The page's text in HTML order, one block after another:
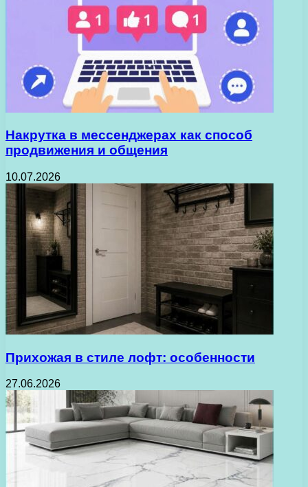
Накрутка в мессенджерах как способ
продвижения и общения
10.07.2026
Прихожая в стиле лофт: особенности
27.06.2026